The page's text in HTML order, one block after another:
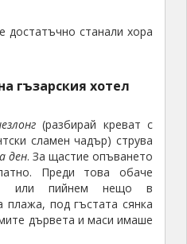
достатъчно станали хора
гъзарския хотел
(разбирай креват с
сламен чадър) струва
ден. За щастие опъването
Преди това обаче
или пийнем нещо в
плажа, под гъстата сянка
дървета и маси имаше